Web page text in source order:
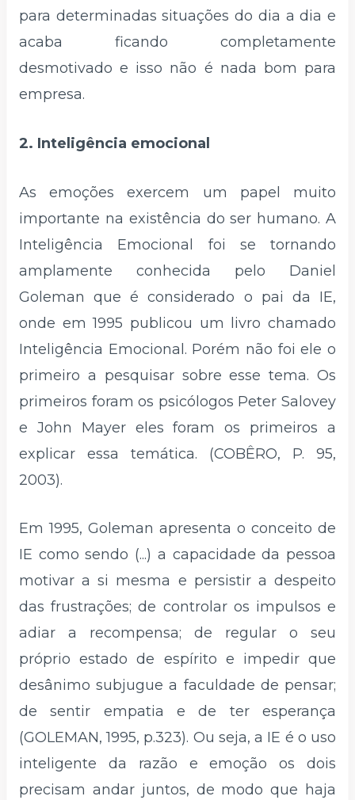
para determinadas situações do dia a dia e
acaba ficando completamente
desmotivado e isso não é nada bom para
empresa.
2. Inteligência emocional
As emoções exercem um papel muito
importante na existência do ser humano. A
Inteligência Emocional foi se tornando
amplamente conhecida pelo Daniel
Goleman que é considerado o pai da IE,
onde em 1995 publicou um livro chamado
Inteligência Emocional. Porém não foi ele o
primeiro a pesquisar sobre esse tema. Os
primeiros foram os psicólogos Peter Salovey
e John Mayer eles foram os primeiros a
explicar essa temática. (COBÊRO, P. 95,
2003).
Em 1995, Goleman apresenta o conceito de
IE como sendo (...) a capacidade da pessoa
motivar a si mesma e persistir a despeito
das frustrações; de controlar os impulsos e
adiar a recompensa; de regular o seu
próprio estado de espírito e impedir que
desânimo subjugue a faculdade de pensar;
de sentir empatia e de ter esperança
(GOLEMAN, 1995, p.323). Ou seja, a IE é o uso
inteligente da razão e emoção os dois
precisam andar juntos, de modo que haja